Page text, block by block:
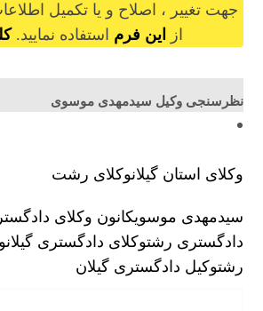
جهت تغییر ، اصلاح و یا تکمیل
از
این فرم استفاده نمایید.
نظرسنجی وکیل سیدمهدی موسوی
وکلای استان گیلانوکلای رشت
سیدمهدی موسویکانون وکلای
دادگستری رشتوکلای دادگستری گیلان
رشتوکیل دادگستری گیلان